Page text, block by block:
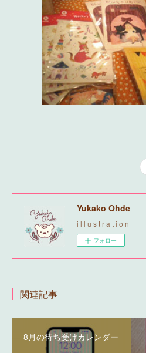
Yukako Ohde
i l l u s t r a t i o n
フォロー
関連記事
8月の待ち受けカレンダー